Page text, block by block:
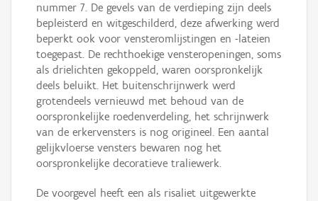
nummer 7. De gevels van de verdieping zijn deels
bepleisterd en witgeschilderd, deze afwerking werd
beperkt ook voor vensteromlijstingen en -lateien
toegepast. De rechthoekige vensteropeningen, soms
als drielichten gekoppeld, waren oorspronkelijk
deels beluikt. Het buitenschrijnwerk werd
grotendeels vernieuwd met behoud van de
oorspronkelijke roedenverdeling, het schrijnwerk
van de erkervensters is nog origineel. Een aantal
gelijkvloerse vensters bewaren nog het
oorspronkelijke decoratieve traliewerk.
De voorgevel heeft een als risaliet uitgewerkte